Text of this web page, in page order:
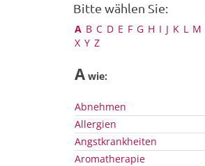
Bitte wählen Sie:
A B C D E F G H I J K L M
X Y Z
A wie:
Abnehmen
Allergien
Angstkrankheiten
Aromatherapie